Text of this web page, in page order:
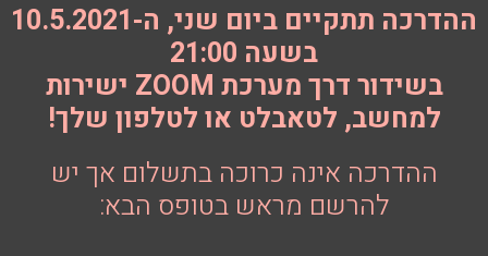
ההדרכה תתקיים ביום שני, ה-10.5.2021
בשעה 21:00
בשידור דרך מערכת ZOOM ישירות
למחשב, לטאבלט או לטלפון שלך!
ההדרכה אינה כרוכה בתשלום אך יש
להרשם מראש בטופס הבא: